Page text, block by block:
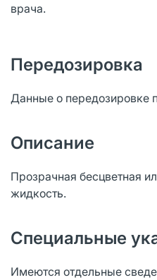
врача.
Передозировка
Данные о передозировке
Описание
Прозрачная бесцветная
жидкость.
Специальные
Имеются отдельные